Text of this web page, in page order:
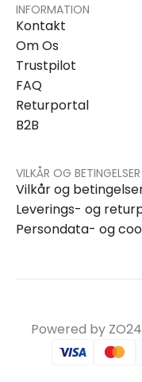
INFORMATION
Kontakt
Om Os
Trustpilot
FAQ
Returportal
B2B
VILKÅR OG BETINGELSER
Vilkår og
Leverings- og
Persondata- og
Powered by